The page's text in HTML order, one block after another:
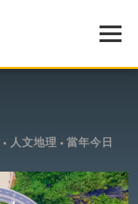
人文地理 當年今日